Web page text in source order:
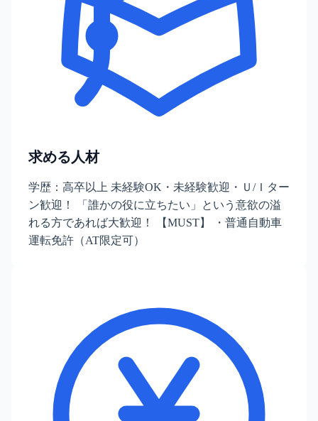
求める人材
学歴：高卒以上 未経験OK・未経験歓迎・Ｕ/Ｉター
ン歓迎！ 「誰かの役に立ちたい」という意欲の溢
れる方であれば大歓迎！ 【MUST】 ・普通自動車
運転免許（AT限定可）